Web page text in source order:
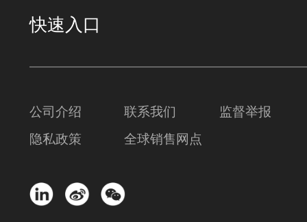
快速入口
公司介绍 联系我们
监督举报
隐私政策
全球销售网点